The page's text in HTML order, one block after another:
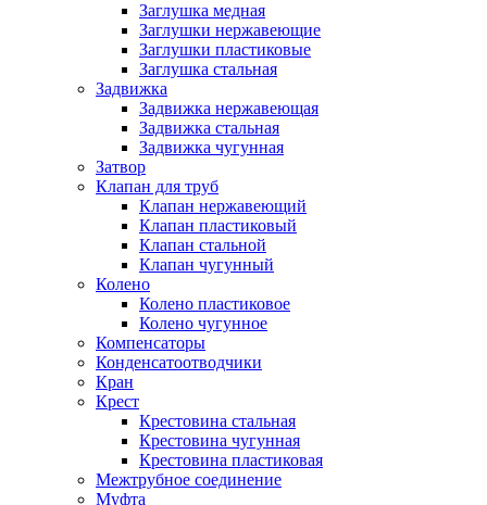
Заглушка медная
Заглушки нержавеющие
Заглушки пластиковые
Заглушка стальная
Задвижка
Задвижка нержавеющая
Задвижка стальная
Задвижка чугунная
Затвор
Клапан для труб
Клапан нержавеющий
Клапан пластиковый
Клапан стальной
Клапан чугунный
Колено
Колено пластиковое
Колено чугунное
Компенсаторы
Конденсатоотводчики
Кран
Крест
Крестовина стальная
Крестовина чугунная
Крестовина пластиковая
Межтрубное соединение
Муфта